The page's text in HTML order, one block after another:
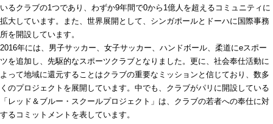
いるクラブの1つであり、わずか9年間で0から1億人を超えるコミュニティに
拡大しています。また、世界展開として、シンガポールとドーハに国際事務
所を開設しています。
2016年には、男子サッカー、女子サッカー、ハンドボール、柔道にeスポー
ツを追加し、先駆的なスポーツクラブとなりました。更に、社会奉仕活動に
よって地域に還元することはクラブの重要なミッションと信じており、数多
くのプロジェクトを展開しています。中でも、クラブがパリに開設している
「レッド＆ブルー・スクールプロジェクト」は、クラブの若者への奉仕に対
するコミットメントを表しています。